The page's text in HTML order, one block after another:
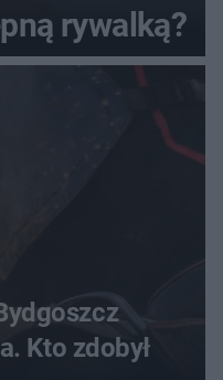
rywalką?
Kto zdobył